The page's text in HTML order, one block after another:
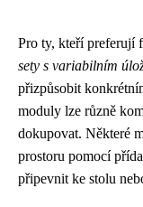
Pro ty, kteří preferují
sety s variabilním
přizpůsobit
moduly lze různě
dokupovat. Některé
prostoru pomocí
připevnit ke stolu